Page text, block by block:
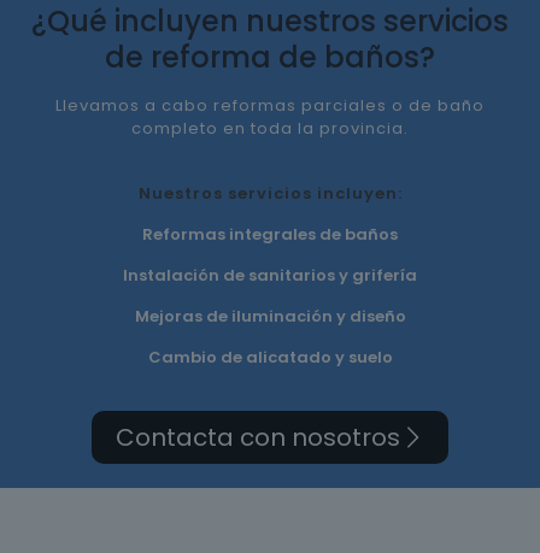
¿Qué incluyen nuestros servicios
de reforma de baños?
Llevamos a cabo reformas parciales o de baño
completo en toda la provincia.
Nuestros servicios incluyen:
Reformas integrales de baños
Instalación de sanitarios y grifería
Mejoras de iluminación y diseño
Cambio de alicatado y suelo
Contacta con nosotros